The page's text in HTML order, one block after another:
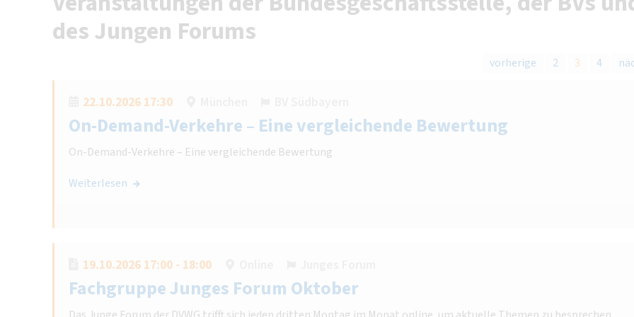
des Jungen Forums
vorherige 2 3 4
22.10.2026 17:30
On-Demand-Verkehre – Eine vergleichende Bewertung
On-Demand-Verkehre – Eine vergleichende Bewertung
Weiterlesen
19.10.2026 17:00 - 18:00
Fachgruppe Junges Forum Oktober